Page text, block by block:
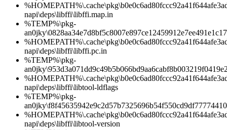
napi\deps\libffi\libffi.map.in
%TEMP%\pkg-
napi\deps\libffi\libffi.pc.in
%TEMP%\pkg-
napi\deps\libffi\libtool-ldflags
%TEMP%\pkg-
napi\deps\libffi\libtool-version